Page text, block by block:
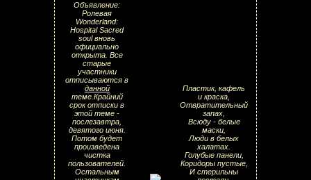
Объявление:
Ролевая
Wonderland:
Hospital Sacred
soul вновь
официально
открыта. Все
старые
участники
отписываются в
данной
теме.Крайний
срок отписки в
этой теме -
послезавтра,
девятого июня.
Потом будет
произведена
чистка
пользователей.
Остальным
Пластик, кафель
и краска,
Отвратительный
запах,
Всюду - белые
маски,
Люди в белых
халатах.
Голубые панели,
Коридоры пустые,
И стерильны